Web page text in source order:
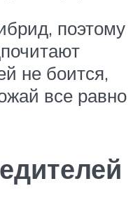
поэтому
не боится,
все равно